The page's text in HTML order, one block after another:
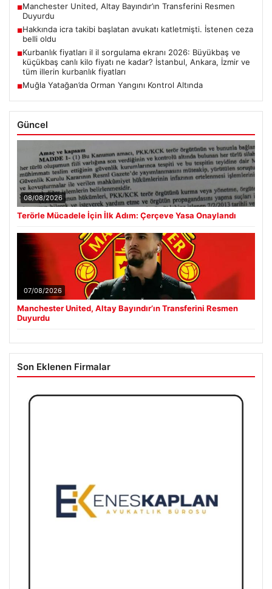
■Manchester United, Altay Bayındır’ın Transferini Resmen
Duyurdu
■Hakkında icra takibi başlatan avukatı katletmişti. İstenen ceza
belli oldu
■Kurbanlık fiyatları il il sorgulama ekranı 2026: Büyükbaş ve
küçükbaş canlı kilo fiyatı ne kadar? İstanbul, Ankara, İzmir ve
tüm illerin kurbanlık fiyatları
■Muğla Yatağan’da Orman Yangını Kontrol Altında
Güncel
08/08/2026
Terörle Mücadele İçin İlk Adım: Çerçeve Yasa Onaylandı
07/08/2026
Manchester United, Altay Bayındır’ın Transferini Resmen
Duyurdu
Son Eklenen Firmalar